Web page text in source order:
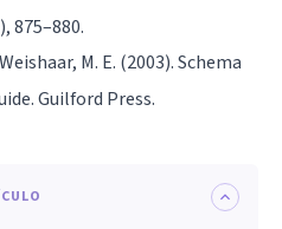
875–880.
M. E. (2003). Schema
Guilford Press.